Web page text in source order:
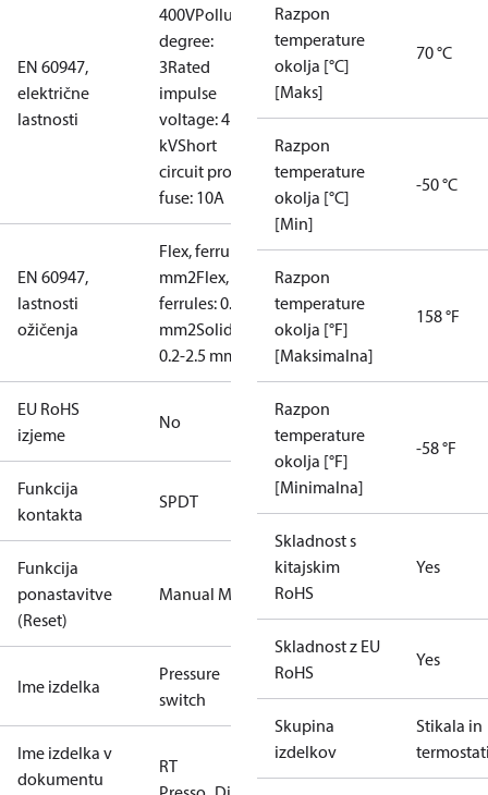
EN 60947,
električne
lastnosti
400VPollution
degree:
3Rated
impulse
voltage: 4
kVShort
circuit prot,
fuse: 10A
EN 60947,
lastnosti
ožičenja
Flex, ferrules: 0.2-1.5
mm2Flex, no
ferrules: 0.2-2.5
mm2Solid/stranded:
0.2-2.5 mm2
EU RoHS
izjeme
No
Funkcija
kontakta
SPDT
Funkcija
ponastavitve
(Reset)
Manual Min
Ime izdelka
Pressure
switch
Ime izdelka v
dokumentu
RT
Razpon
temperature
okolja [°C]
[Maks]
70 °C
Razpon
temperature
okolja [°C]
[Min]
-50 °C
Razpon
temperature
okolja [°F]
[Maksimalna]
158 °F
Razpon
temperature
okolja [°F]
[Minimalna]
-58 °F
Skladnost s
kitajskim
RoHS
Yes
Skladnost z EU
RoHS
Yes
Skupina
izdelkov
Stikala in